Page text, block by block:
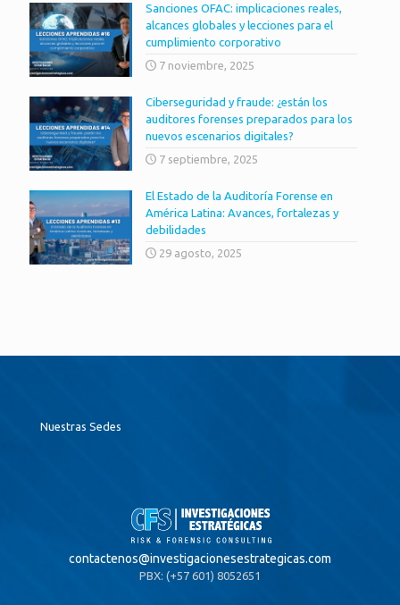
Sanciones OFAC: implicaciones reales,
alcances globales y lecciones para el
cumplimiento corporativo
7 noviembre, 2025
Ciberseguridad y fraude: ¿están los
auditores forenses preparados para los
nuevos escenarios digitales?
7 septiembre, 2025
El Estado de la Auditoría Forense en
América Latina: Avances, fortalezas y
debilidades
29 agosto, 2025
Nuestras Sedes
contactenos@investigacionesestrategicas.com
PBX: (+57 601) 8052651